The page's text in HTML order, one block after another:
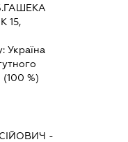
15,
Україна
(100 %)
-